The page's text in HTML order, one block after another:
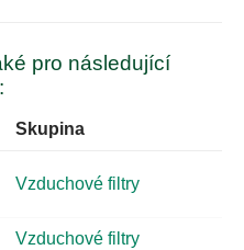
pro následující
Skupina
Vzduchové filtry
Vzduchové filtry